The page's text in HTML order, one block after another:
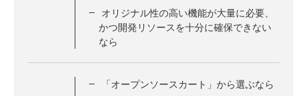
オリジナル性の高い機能が大量に必要、
かつ開発リソースを十分に確保できない
なら
「オープンソースカート」から選ぶなら